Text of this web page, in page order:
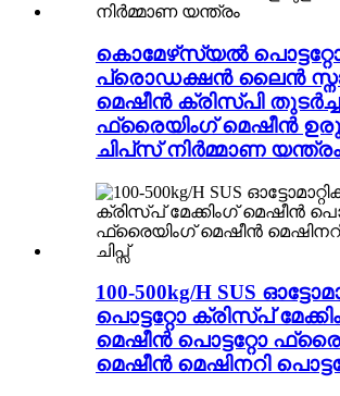
കൊമേഴ്‌സ്യൽ
പ്രൊഡക്ഷൻ ലൈൻ
മെഷീൻ ക്രിസ്പി
ഫ്രൈയിംഗ് മെഷീൻ
ചിപ്‌സ് നിർമ്മാണ യന്ത്രം
100-500kg/H SUS
പൊട്ടറ്റോ ക്രിസ്പ്
മെഷീൻ പൊട്ടറ്റോ
മെഷീൻ മെഷിനറി